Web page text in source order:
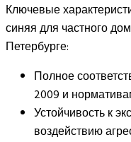
Ключевые
синяя для частного
Петербурге:
Полное
2009 и
Устойчивость к
воздействию